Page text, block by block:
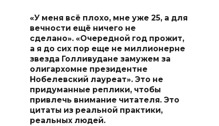
«У меня всё плохо, мне уже 25, а для
вечности ещё ничего не
сделано». «Очередной год прожит,
а я до сих пор еще не миллионерне
звезда Голливудане замужем за
олигархомне президентне
Нобелевский лауреат». Это не
придуманные реплики, чтобы
привлечь внимание читателя. Это
цитаты из реальной практики,
реальных людей.